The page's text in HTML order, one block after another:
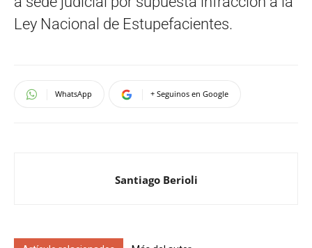
Ley Nacional de Estupefacientes.
WhatsApp + Seguinos en Google
Santiago Berioli